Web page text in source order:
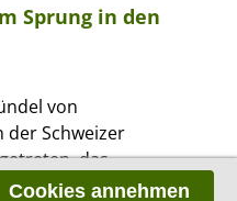
Sprung in den
von
Schweizer
das
für die
Cookies annehmen